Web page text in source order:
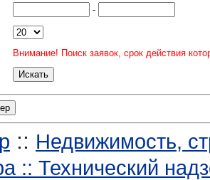
-
Внимание! Поиск заявок, срок действия
:: Недвижимость,
:: Технический